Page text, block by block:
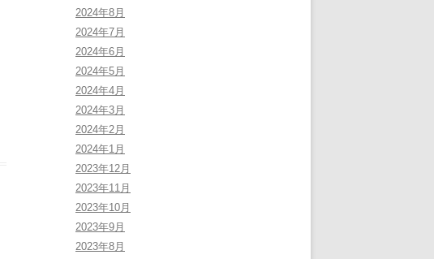
2024年8月
2024年7月
2024年6月
2024年5月
2024年4月
2024年3月
2024年2月
2024年1月
2023年12月
2023年11月
2023年10月
2023年9月
2023年8月